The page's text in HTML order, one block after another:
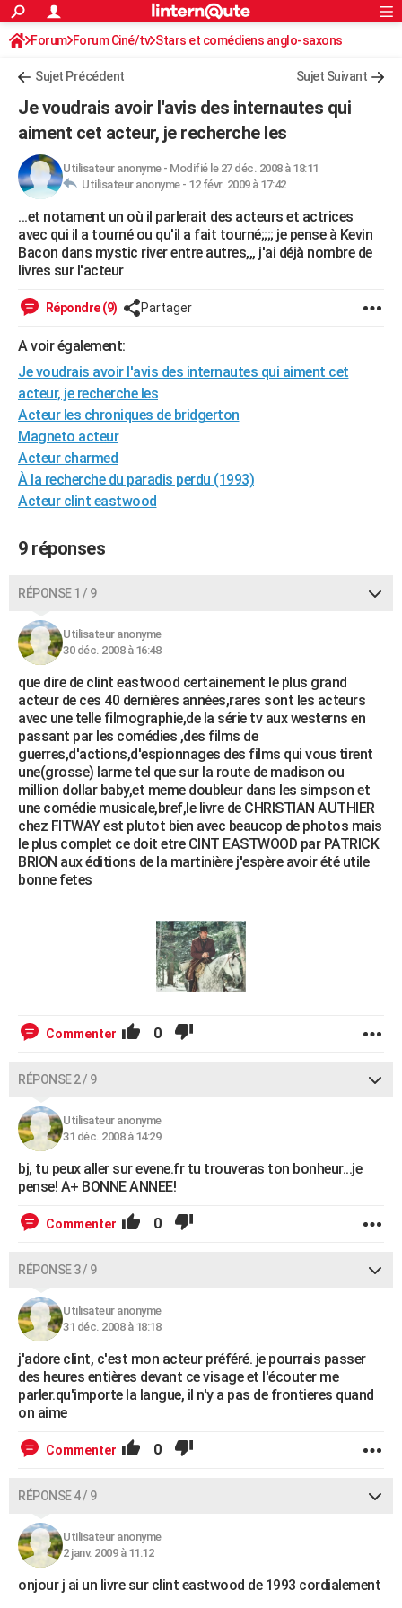
ACTUALITÉS
Politique
Société
Faits Divers
Education
Monde
Villes
+
Programme TV
Streaming
Cinéma
Sorties cinéma
Musique
FINANCE
Retraite
Impôts
Epargne
Immobilier
Risques naturels par ville
Banque
Assurance
Crédit
AUTO
Essais
Réserver un essai
Citadines
Berlines
SUV
Forum auto
HIGH-TECH
Mobiles
Meilleur smartphone
Internet
Ordinateurs
Jeux vidéo
Guide high-tech
+BRICOLAGE
Forum
Aménagement intérieur
Extérieur
Cuisine
Salle de bains
Jardinage
Rangement
WEEK-END
Guides de France
Escapades
Patrimoine
Expositions
Musées
Week-end nature
LIFESTYLE
Art de vivre
Bien-être
Loisirs
Mode
Modes de vie
SANTE
Alimentation
Guide de la santé
Maladies
Médicaments
Sommeil
VOYAGE
Destinations
City break
Voyage nature
Voyage de noces
Forum
Climat
+PHOTO
GUIDES D'ACHAT
BONS PLANS
Dictionnaire
Biographies
Citations
Expressions
Proverbes
COPAINS D'AVANT
S'inscrire
Se connecter
Lycées
Collèges
Primaires
Universités
Entreprises
Service militaire
Avis de recherche
AVIS DE DÉCÈS
FORUM
Bricolage
Lifestyle
Culture
Sport
Auto
Television
Voyage
Cinema
Rechercher
S'inscrire
Connexion
Forum Forum Ciné/tv Stars et comédiens anglo-saxons
Sujet Précédent Sujet Suivant
Je voudrais avoir l'avis des internautes qui
aiment cet acteur, je recherche les
Utilisateur anonyme- Modifié le 27 déc. 2008 à 18:11
Utilisateur anonyme - 12 févr. 2009 à 17:42
...et notament un où il parlerait des acteurs et actrices
avec qui il a tourné ou qu'il a fait tourné;;;; je pense à Kevin
Bacon dans mystic river entre autres,,, j'ai déjà nombre de
livres sur l'acteur
Répondre (9) Partager
A voir également:
Je voudrais avoir l'avis des internautes qui aiment cet
acteur, je recherche les
Acteur les chroniques de bridgerton
Magneto acteur
Acteur charmed
À la recherche du paradis perdu (1993)
Acteur clint eastwood
9 réponses
RÉPONSE 1 / 9
Utilisateur anonyme
30 déc. 2008 à 16:48
que dire de clint eastwood certainement le plus grand
acteur de ces 40 dernières années,rares sont les acteurs
avec une telle filmographie,de la série tv aux westerns en
passant par les comédies ,des films de
guerres,d'actions,d'espionnages des films qui vous tirent
une(grosse) larme tel que sur la route de madison ou
million dollar baby,et meme doubleur dans les simpson et
une comédie musicale,bref,le livre de CHRISTIAN AUTHIER
chez FITWAY est plutot bien avec beaucop de photos mais
le plus complet ce doit etre CINT EASTWOOD par PATRICK
BRION aux éditions de la martinière j'espère avoir été utile
bonne fetes
Commenter 0
RÉPONSE 2 / 9
Utilisateur anonyme
31 déc. 2008 à 14:29
bj, tu peux aller sur evene.fr tu trouveras ton bonheur...je
pense! A+ BONNE ANNEE!
Commenter 0
RÉPONSE 3 / 9
Utilisateur anonyme
31 déc. 2008 à 18:18
j'adore clint, c'est mon acteur préféré. je pourrais passer
des heures entières devant ce visage et l'écouter me
parler.qu'importe la langue, il n'y a pas de frontieres quand
on aime
Commenter 0
RÉPONSE 4 / 9
Utilisateur anonyme
2 janv. 2009 à 11:12
onjour j ai un livre sur clint eastwood de 1993 cordialement